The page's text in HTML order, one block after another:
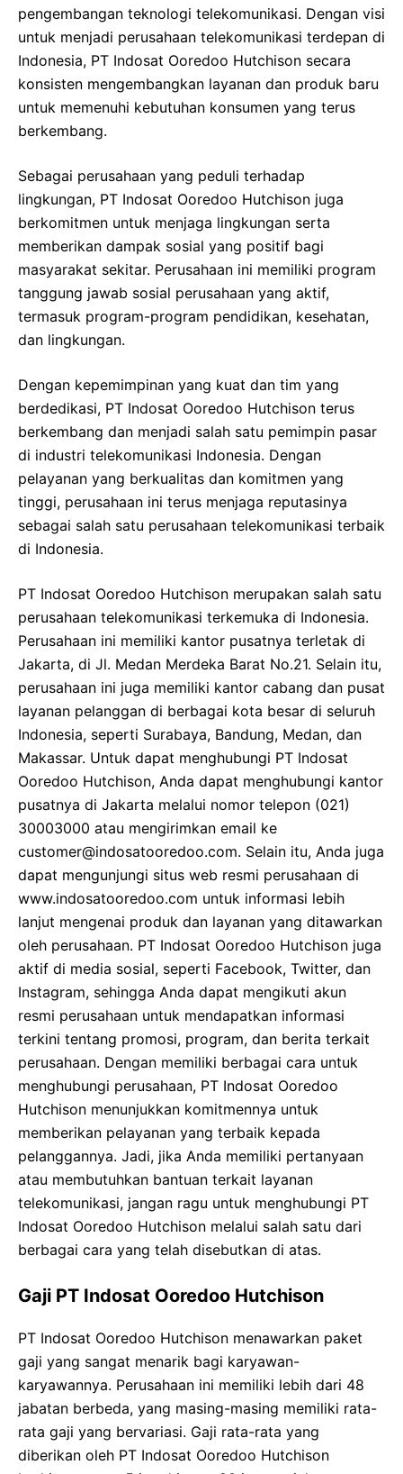
pengembangan teknologi telekomunikasi. Dengan visi
untuk menjadi perusahaan telekomunikasi terdepan di
Indonesia, PT Indosat Ooredoo Hutchison secara
konsisten mengembangkan layanan dan produk baru
untuk memenuhi kebutuhan konsumen yang terus
berkembang.
Sebagai perusahaan yang peduli terhadap
lingkungan, PT Indosat Ooredoo Hutchison juga
berkomitmen untuk menjaga lingkungan serta
memberikan dampak sosial yang positif bagi
masyarakat sekitar. Perusahaan ini memiliki program
tanggung jawab sosial perusahaan yang aktif,
termasuk program-program pendidikan, kesehatan,
dan lingkungan.
Dengan kepemimpinan yang kuat dan tim yang
berdedikasi, PT Indosat Ooredoo Hutchison terus
berkembang dan menjadi salah satu pemimpin pasar
di industri telekomunikasi Indonesia. Dengan
pelayanan yang berkualitas dan komitmen yang
tinggi, perusahaan ini terus menjaga reputasinya
sebagai salah satu perusahaan telekomunikasi terbaik
di Indonesia.
PT Indosat Ooredoo Hutchison merupakan salah satu
perusahaan telekomunikasi terkemuka di Indonesia.
Perusahaan ini memiliki kantor pusatnya terletak di
Jakarta, di Jl. Medan Merdeka Barat No.21. Selain itu,
perusahaan ini juga memiliki kantor cabang dan pusat
layanan pelanggan di berbagai kota besar di seluruh
Indonesia, seperti Surabaya, Bandung, Medan, dan
Makassar. Untuk dapat menghubungi PT Indosat
Ooredoo Hutchison, Anda dapat menghubungi kantor
pusatnya di Jakarta melalui nomor telepon (021)
30003000 atau mengirimkan email ke
customer@indosatooredoo.com. Selain itu, Anda juga
dapat mengunjungi situs web resmi perusahaan di
www.indosatooredoo.com untuk informasi lebih
lanjut mengenai produk dan layanan yang ditawarkan
oleh perusahaan. PT Indosat Ooredoo Hutchison juga
aktif di media sosial, seperti Facebook, Twitter, dan
Instagram, sehingga Anda dapat mengikuti akun
resmi perusahaan untuk mendapatkan informasi
terkini tentang promosi, program, dan berita terkait
perusahaan. Dengan memiliki berbagai cara untuk
menghubungi perusahaan, PT Indosat Ooredoo
Hutchison menunjukkan komitmennya untuk
memberikan pelayanan yang terbaik kepada
pelanggannya. Jadi, jika Anda memiliki pertanyaan
atau membutuhkan bantuan terkait layanan
telekomunikasi, jangan ragu untuk menghubungi PT
Indosat Ooredoo Hutchison melalui salah satu dari
berbagai cara yang telah disebutkan di atas.
Gaji PT Indosat Ooredoo Hutchison
PT Indosat Ooredoo Hutchison menawarkan paket
gaji yang sangat menarik bagi karyawan-
karyawannya. Perusahaan ini memiliki lebih dari 48
jabatan berbeda, yang masing-masing memiliki rata-
rata gaji yang bervariasi. Gaji rata-rata yang
diberikan oleh PT Indosat Ooredoo Hutchison